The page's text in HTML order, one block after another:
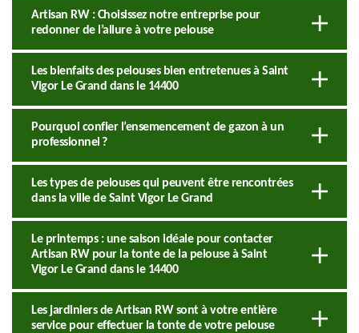
Artisan RW : Choisissez notre entreprise pour
redonner de l’allure à votre pelouse
Les bienfaits des pelouses bien entretenues à Saint
Vigor Le Grand dans le 14400
Pourquoi confier l’ensemencement de gazon à un
professionnel ?
Les types de pelouses qui peuvent être rencontrées
dans la ville de Saint Vigor Le Grand
Le printemps : une saison idéale pour contacter
Artisan RW pour la tonte de la pelouse à Saint
Vigor Le Grand dans le 14400
Les jardiniers de Artisan RW sont à votre entière
service pour effectuer la tonte de votre pelouse